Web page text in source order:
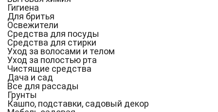
Гигиена
Для бритья
Освежители
Средства для посуды
Средства для стирки
Уход за волосами и телом
Уход за полостью рта
Чистящие средства
Дача и сад
Все для рассады
Грунты
Кашпо, подставки, садовый декор